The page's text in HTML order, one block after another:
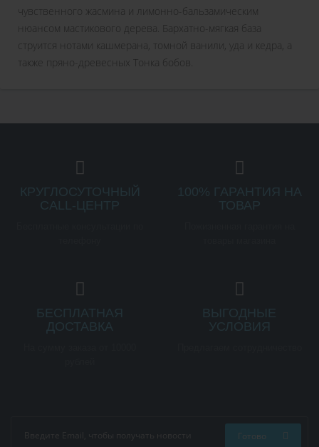
чувственного жасмина и лимонно-бальзамическим
нюансом мастикового дерева. Бархатно-мягкая база
струится нотами кашмерана, томной ванили, уда и кедра, а
также пряно-древесных Тонка бобов.
КРУГЛОСУТОЧНЫЙ
CALL-ЦЕНТР
100% ГАРАНТИЯ НА
ТОВАР
БЕСПЛАТНАЯ
ДОСТАВКА
ВЫГОДНЫЕ
УСЛОВИЯ
Готово